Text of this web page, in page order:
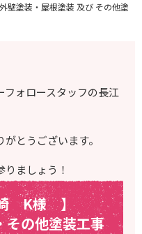
壁塗装・屋根塗装 及び その他塗
ォロースタッフの長江
とうございます。
ましょう！
K様】
その他塗装工事